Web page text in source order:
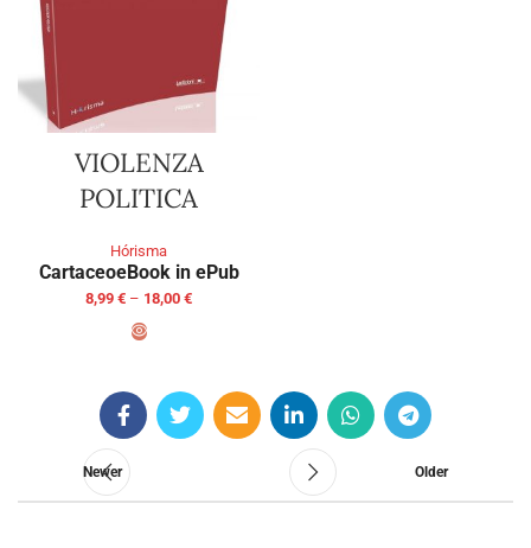
VIOLENZA
POLITICA
Hórisma
CartaceoeBook in ePub
8,99 € – 18,00 €
Newer Older